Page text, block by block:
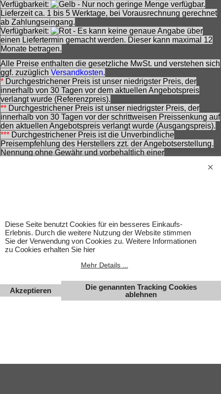
Verfügbarkeit:
- Nur noch geringe Menge verfügbar.
Lieferzeit ca. 1 bis 5 Werktage, bei Vorausrechnung gerechnet
ab Zahlungseingang.
Verfügbarkeit:
- Es kann keine genaue Angabe über
einen Liefertermin gemacht werden. Dieser kann maximal 12
Monate betragen.
Alle Preise enthalten die gesetzliche MwSt. und verstehen sich
ggf. zuzüglich Versandkosten.
* Durchgestrichener Preis ist unser niedrigster Preis, der
innerhalb von 30 Tagen vor dem aktuellen Angebotspreis
verlangt wurde (Referenzpreis).
** Durchgestrichener Preis ist unser niedrigster Preis, der
innerhalb von 30 Tagen vor der schrittweisen Preissenkung auf
den aktuellen Angebotspreis verlangt wurde (Ausgangspreis).
*** Durchgestrichener Preis ist die Unverbindliche
Preisempfehlung des Herstellers zzt. der Angebotserstellung.
Nennung ohne Gewähr und vorbehaltlich einer
Zubehör gehört nicht zum Lieferumfang. Eingetragene
Warenzeichen und Logos sind Eigentum des jeweiligen
Inhabers.
Änderungen, Irrtümer und Zwischenverkauf vorbehalten.
Diese Seite benutzt Cookies für ein besseres Einkaufs-
Erlebnis. Durch die weitere Nutzung der Website stimmen
Sie der Verwendung von Cookies zu. Weitere Informationen
zu Cookies erhalten Sie hier
Mehr Details ...
Akzeptieren
Die genannten Tracking Cookies
ablehnen